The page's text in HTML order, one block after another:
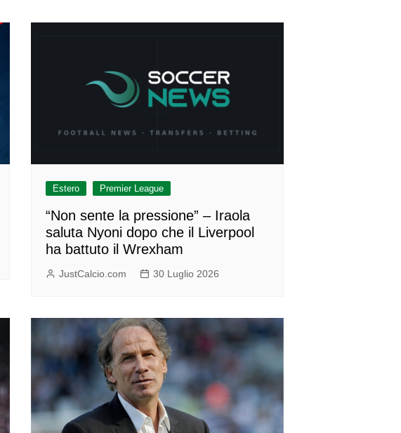
Estero Premier League
“Non sente la pressione” – Iraola
saluta Nyoni dopo che il Liverpool
ha battuto il Wrexham
JustCalcio.com 30 Luglio 2026